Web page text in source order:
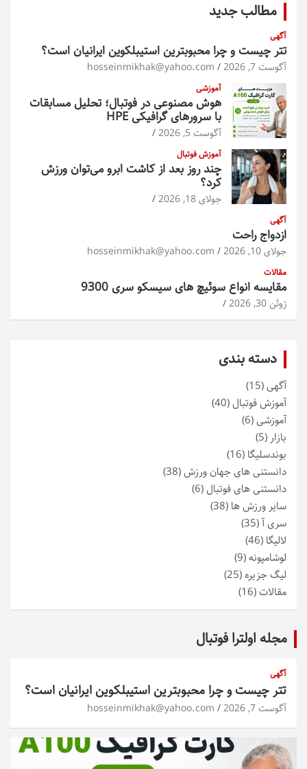
مطالب جدید
آگهی
تتر چیست و چرا محبوبترین استیبلکوین ایرانیان است؟
آگوست 7, 2026 hosseinmikhak@yahoo.com
آموزشی
هوش مصنوعی در فوتبال؛ تحلیل مسابقات
با سرورهای گرافیکی HPE
آگوست 5, 2026
آموزش فوتبال
چند روز بعد از کاشت ابرو می‌توان ورزش
کرد؟
جولای 18, 2026
آگهی
ازدواج راحت
جولای 10, 2026 hosseinmikhak@yahoo.com
مقالات
مقایسه انواع سوئیچ های سیسکو سری 9300
ژوئن 30, 2026
دسته بندی
آگهی(15)
آموزش فوتبال(40)
آموزشی(6)
بازار (5)
بوندسلیگا (16)
دانستنی های جهان ورزش(38)
دانستنی های فوتبال(6)
سایر ورزش ها (38)
سری آ(35)
لالیگا (46)
لوشامپونه(9)
لیگ جزیره(25)
مقالات(16)
مجله اولترا فوتبال
آگهی
تتر چیست و چرا محبوبترین استیبلکوین ایرانیان است؟
آگوست 7, 2026 hosseinmikhak@yahoo.com